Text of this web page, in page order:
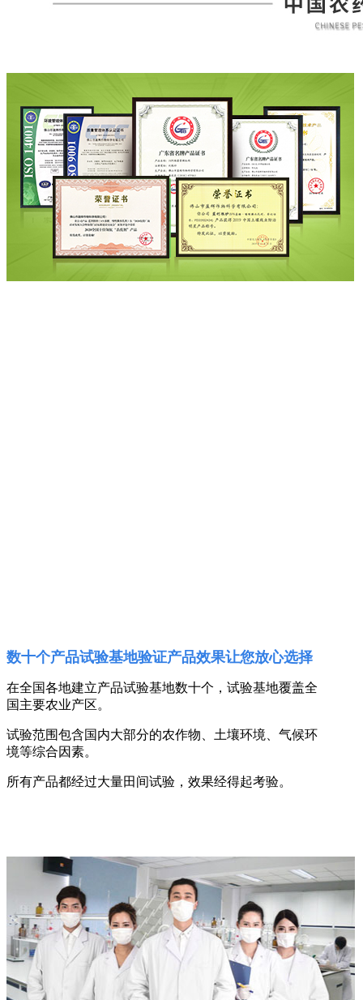
数十个产品试验基地验证产品效果让您放心选择
在全国各地建立产品试验基地数十个，试验基地覆盖全
国主要农业产区。
试验范围包含国内大部分的农作物、土壤环境、气候环
境等综合因素。
所有产品都经过大量田间试验，效果经得起考验。